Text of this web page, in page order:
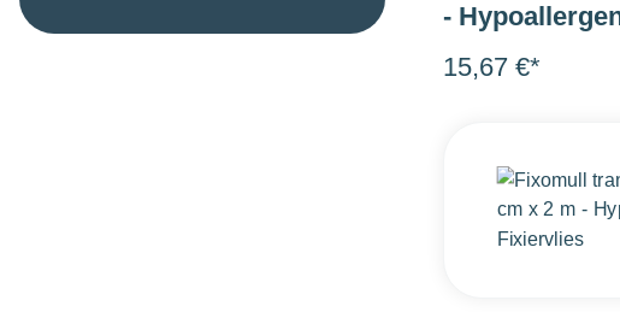
-
15,67 €*